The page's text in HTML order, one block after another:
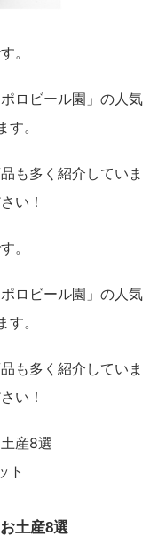
。
ロビール園」の人気
。
も多く紹介していま
い！
。
ロビール園」の人気
。
も多く紹介していま
い！
産8選
ト
土産8選